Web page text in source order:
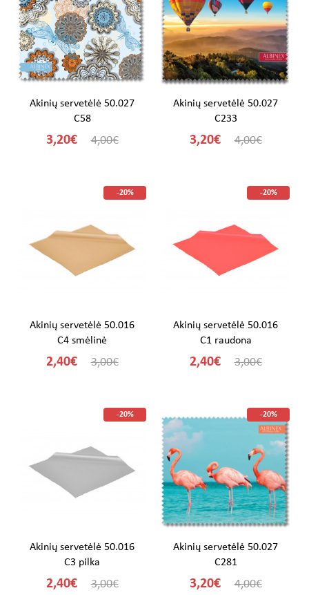
Akinių servetėlė 50.027
C58
3,20€ 4,00€
Akinių servetėlė 50.027
C233
3,20€ 4,00€
-20%
Akinių servetėlė 50.016
C4 smėlinė
2,40€ 3,00€
-20%
Akinių servetėlė 50.016
C1 raudona
2,40€ 3,00€
-20%
Akinių servetėlė 50.016
C3 pilka
2,40€ 3,00€
-20%
Akinių servetėlė 50.027
C281
3,20€ 4,00€